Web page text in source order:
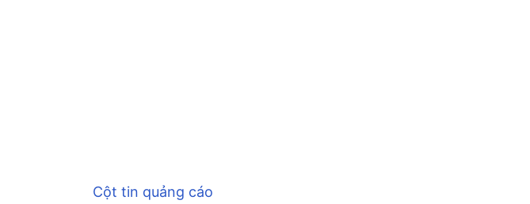
Cột tin quảng cáo